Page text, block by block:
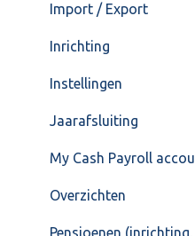
Import / Export
Inrichting
Instellingen
Jaarafsluiting
My Cash Payroll
Overzichten
Pensioenen